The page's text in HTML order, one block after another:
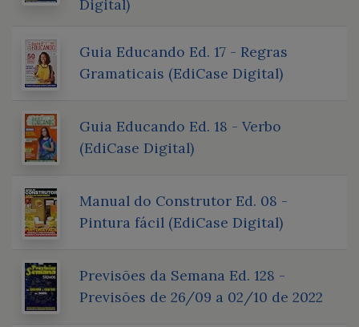
Digital)
Guia Educando Ed. 17 - Regras
Gramaticais (EdiCase Digital)
Guia Educando Ed. 18 - Verbo
(EdiCase Digital)
Manual do Construtor Ed. 08 -
Pintura fácil (EdiCase Digital)
Previsões da Semana Ed. 128 -
Previsões de 26/09 a 02/10 de 2022